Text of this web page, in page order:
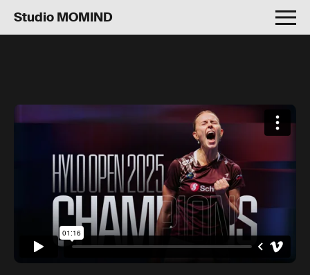
Studio MOMIND